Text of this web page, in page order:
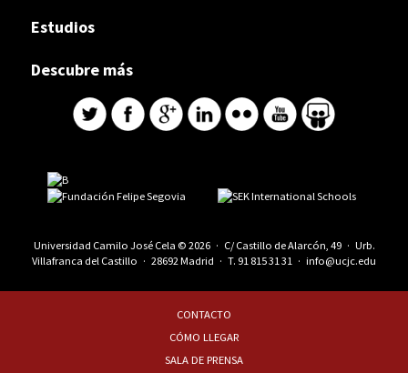
Estudios
Descubre más
Universidad Camilo José Cela © 2026 · C/ Castillo de Alarcón, 49 · Urb.
Villafranca del Castillo · 28692 Madrid · T. 91 815 31 31 · info@ucjc.edu
CONTACTO
CÓMO LLEGAR
SALA DE PRENSA